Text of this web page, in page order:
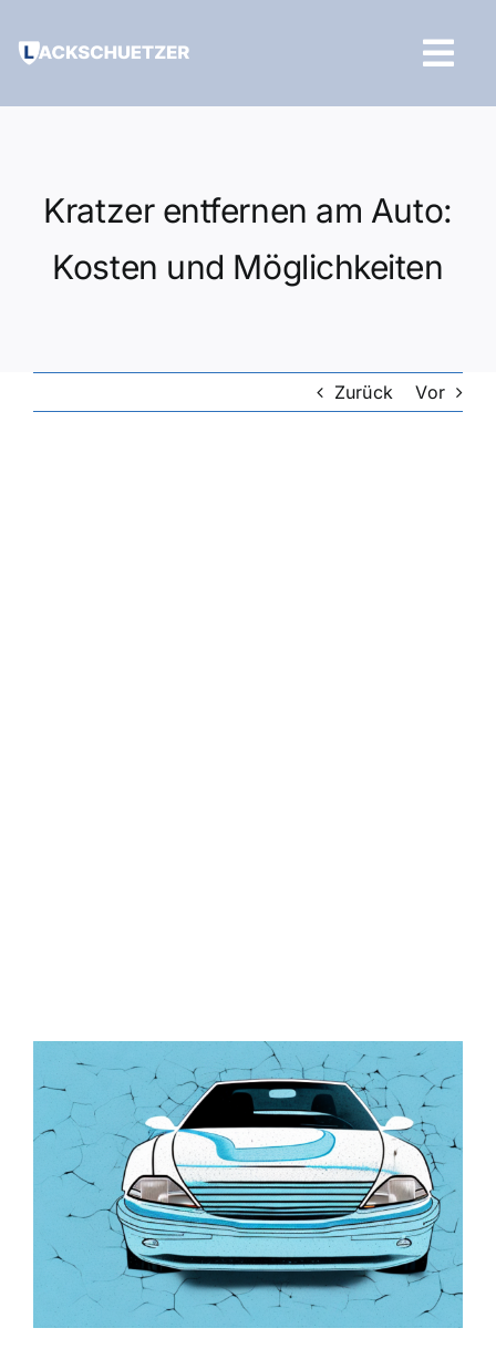
Inhalt
Kratzer entfernen am Auto:
Kosten und Möglichkeiten
Zurück Vor
grösseres